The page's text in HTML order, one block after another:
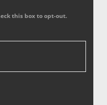
this box to opt-out.